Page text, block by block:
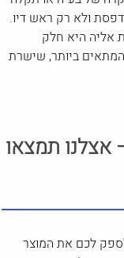
ולא רק ראש דיו.
אליה היא חלק
ביותר, שישרת
אצלנו תמצאו
לכם את המוצר